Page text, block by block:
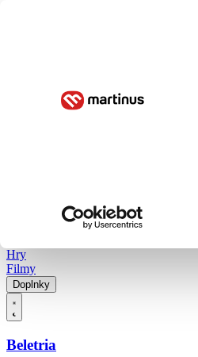
Hry
Filmy
Doplnky
Beletria